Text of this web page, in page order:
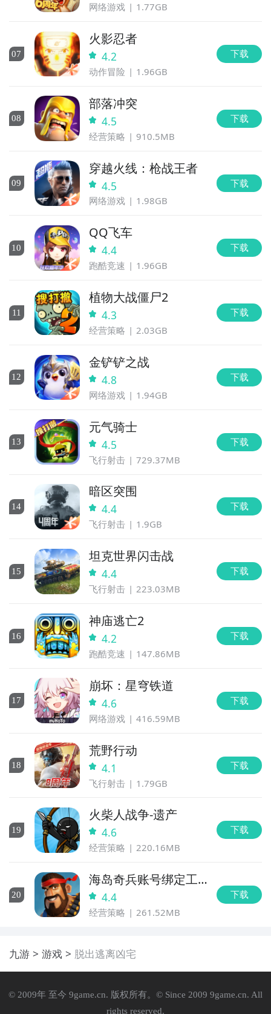
网络游戏 1.77GB
07
火影忍者
4.2
动作冒险 1.96GB
下载
08
部落冲突
4.5
经营策略 910.5MB
下载
09
穿越火线：枪战王者
4.5
网络游戏 1.98GB
下载
10
QQ飞车
4.4
跑酷竞速 1.96GB
下载
11
植物大战僵尸2
4.3
经营策略 2.03GB
下载
12
金铲铲之战
4.8
网络游戏 1.94GB
下载
13
元气骑士
4.5
飞行射击 729.37MB
下载
14
暗区突围
4.4
飞行射击 1.9GB
下载
15
坦克世界闪击战
4.4
飞行射击 223.03MB
下载
16
神庙逃亡2
4.2
跑酷竞速 147.86MB
下载
17
崩坏：星穹铁道
4.6
网络游戏 416.59MB
下载
18
荒野行动
4.1
飞行射击 1.79GB
下载
19
火柴人战争-遗产
4.6
经营策略 220.16MB
下载
20
海岛奇兵账号绑定工
具 4.4
经营策略 261.52MB
下载
九游 游戏 脱出逃离凶宅
© 2009年 至今 9game.cn. 版权所有。© Since 2009 9game.cn. All
rights reserved.